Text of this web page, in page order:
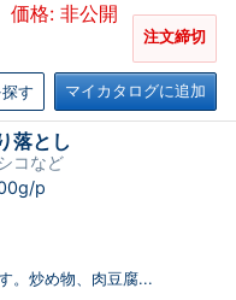
価格: 非公開
注文締切
す マイカタログに追加
落とし
コなど
p
。炒め物、肉豆腐...